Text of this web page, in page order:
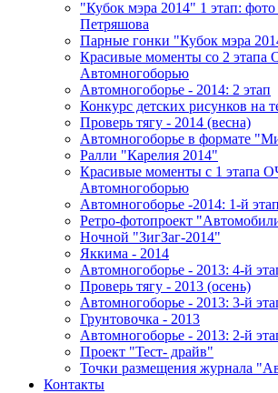
"Кубок мэра 2014" 1 этап:
Петряшова
Парные гонки "Кубок мэра
Красивые моменты со 2 этапа
Автомногоборью
Автомногоборье - 2014: 2 этап
Конкурс детских рисунков на
Проверь тягу - 2014 (весна)
Автомногоборье в формате
Ралли "Карелия 2014"
Красивые моменты с 1 этапа
Автомногоборью
Автомногоборье -2014: 1-й этап
Ретро-фотопроект
Ночной "ЗигЗаг-2014"
Яккима - 2014
Автомногоборье - 2013: 4-й
Проверь тягу - 2013 (осень)
Автомногоборье - 2013: 3-й
Грунтовочка - 2013
Автомногоборье - 2013: 2-й
Проект "Тест- драйв"
Точки размещения журнала
Контакты